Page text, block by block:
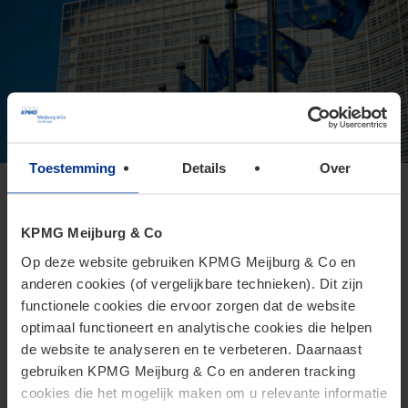
Toestemming Details Over
KPMG Meijburg & Co
Op deze website gebruiken KPMG Meijburg & Co en
anderen cookies (of vergelijkbare technieken). Dit zijn
functionele cookies die ervoor zorgen dat de website
optimaal functioneert en analytische cookies die helpen
de website te analyseren en te verbeteren. Daarnaast
gebruiken KPMG Meijburg & Co en anderen tracking
cookies die het mogelijk maken om u relevante informatie
voorstel voor Direct Tax Omnibus
24 juni 2026
Het Omnibusvoorstel is een ambitieus richtlijnvoorstel dat
beoogt administratieve versoepelingen en
lastenverlichtingen te introduceren voor belastingplichtigen.